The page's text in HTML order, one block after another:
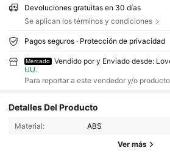
Devoluciones gratuitas en 30 días
Se aplican los términos y condiciones
Pagos seguros · Protección de privacidad
Mercado Vendido por y Enviado desde:
UU.
Para reportar a este vendedor y/o producto
Detalles Del Producto
Material: ABS
Ver más